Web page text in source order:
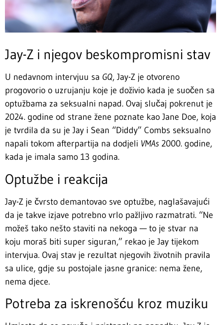
Jay-Z i njegov beskompromisni stav
U nedavnom intervjuu sa GQ, Jay-Z je otvoreno
progovorio o uzrujanju koje je doživio kada je suočen sa
optužbama za seksualni napad. Ovaj slučaj pokrenut je
2024. godine od strane žene poznate kao Jane Doe, koja
je tvrdila da su je Jay i Sean “Diddy” Combs seksualno
napali tokom afterpartija na dodjeli VMAs 2000. godine,
kada je imala samo 13 godina.
Optužbe i reakcija
Jay-Z je čvrsto demantovao sve optužbe, naglašavajući
da je takve izjave potrebno vrlo pažljivo razmatrati. “Ne
možeš tako nešto staviti na nekoga — to je stvar na
koju moraš biti super siguran,” rekao je Jay tijekom
intervjua. Ovaj stav je rezultat njegovih životnih pravila
sa ulice, gdje su postojale jasne granice: nema žene,
nema djece.
Potreba za iskrenošću kroz muziku